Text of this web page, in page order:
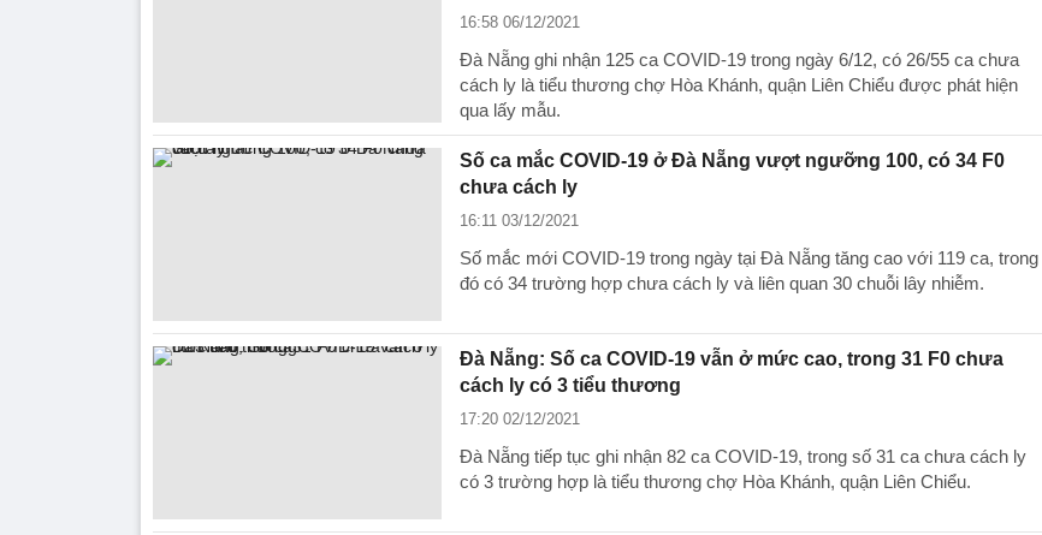
16:58 06/12/2021
Đà Nẵng ghi nhận 125 ca COVID-19 trong ngày 6/12, có 26/55 ca chưa
cách ly là tiểu thương chợ Hòa Khánh, quận Liên Chiểu được phát hiện
qua lấy mẫu.
Số ca mắc COVID-19 ở Đà Nẵng vượt ngưỡng 100, có 34 F0
chưa cách ly
16:11 03/12/2021
Số mắc mới COVID-19 trong ngày tại Đà Nẵng tăng cao với 119 ca, trong
đó có 34 trường hợp chưa cách ly và liên quan 30 chuỗi lây nhiễm.
Đà Nẵng: Số ca COVID-19 vẫn ở mức cao, trong 31 F0 chưa
cách ly có 3 tiểu thương
17:20 02/12/2021
Đà Nẵng tiếp tục ghi nhận 82 ca COVID-19, trong số 31 ca chưa cách ly
có 3 trường hợp là tiểu thương chợ Hòa Khánh, quận Liên Chiểu.